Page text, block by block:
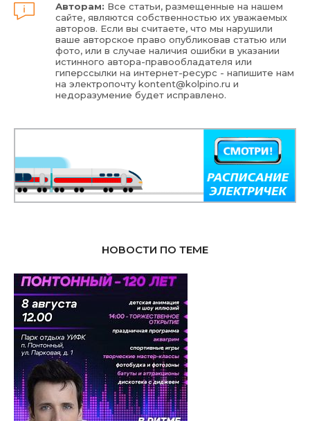
Авторам: Все статьи, размещенные на нашем
сайте, являются собственностью их уважаемых
авторов. Если вы считаете, что мы нарушили
ваше авторское право опубликовав статью или
фото, или в случае наличия ошибки в указании
истинного автора-правообладателя или
гиперссылки на интернет-ресурс - напишите нам
на электропочтуkontent@kolpino.ru и
недоразумение будет исправлено.
НОВОСТИ ПО ТЕМЕ